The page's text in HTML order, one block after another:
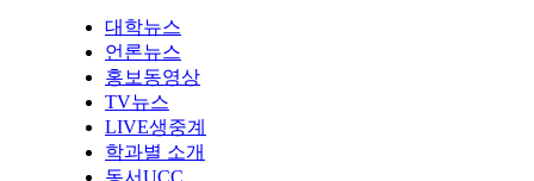
대학뉴스
언론뉴스
홍보동영상
TV뉴스
LIVE생중계
학과별 소개
동서UCC